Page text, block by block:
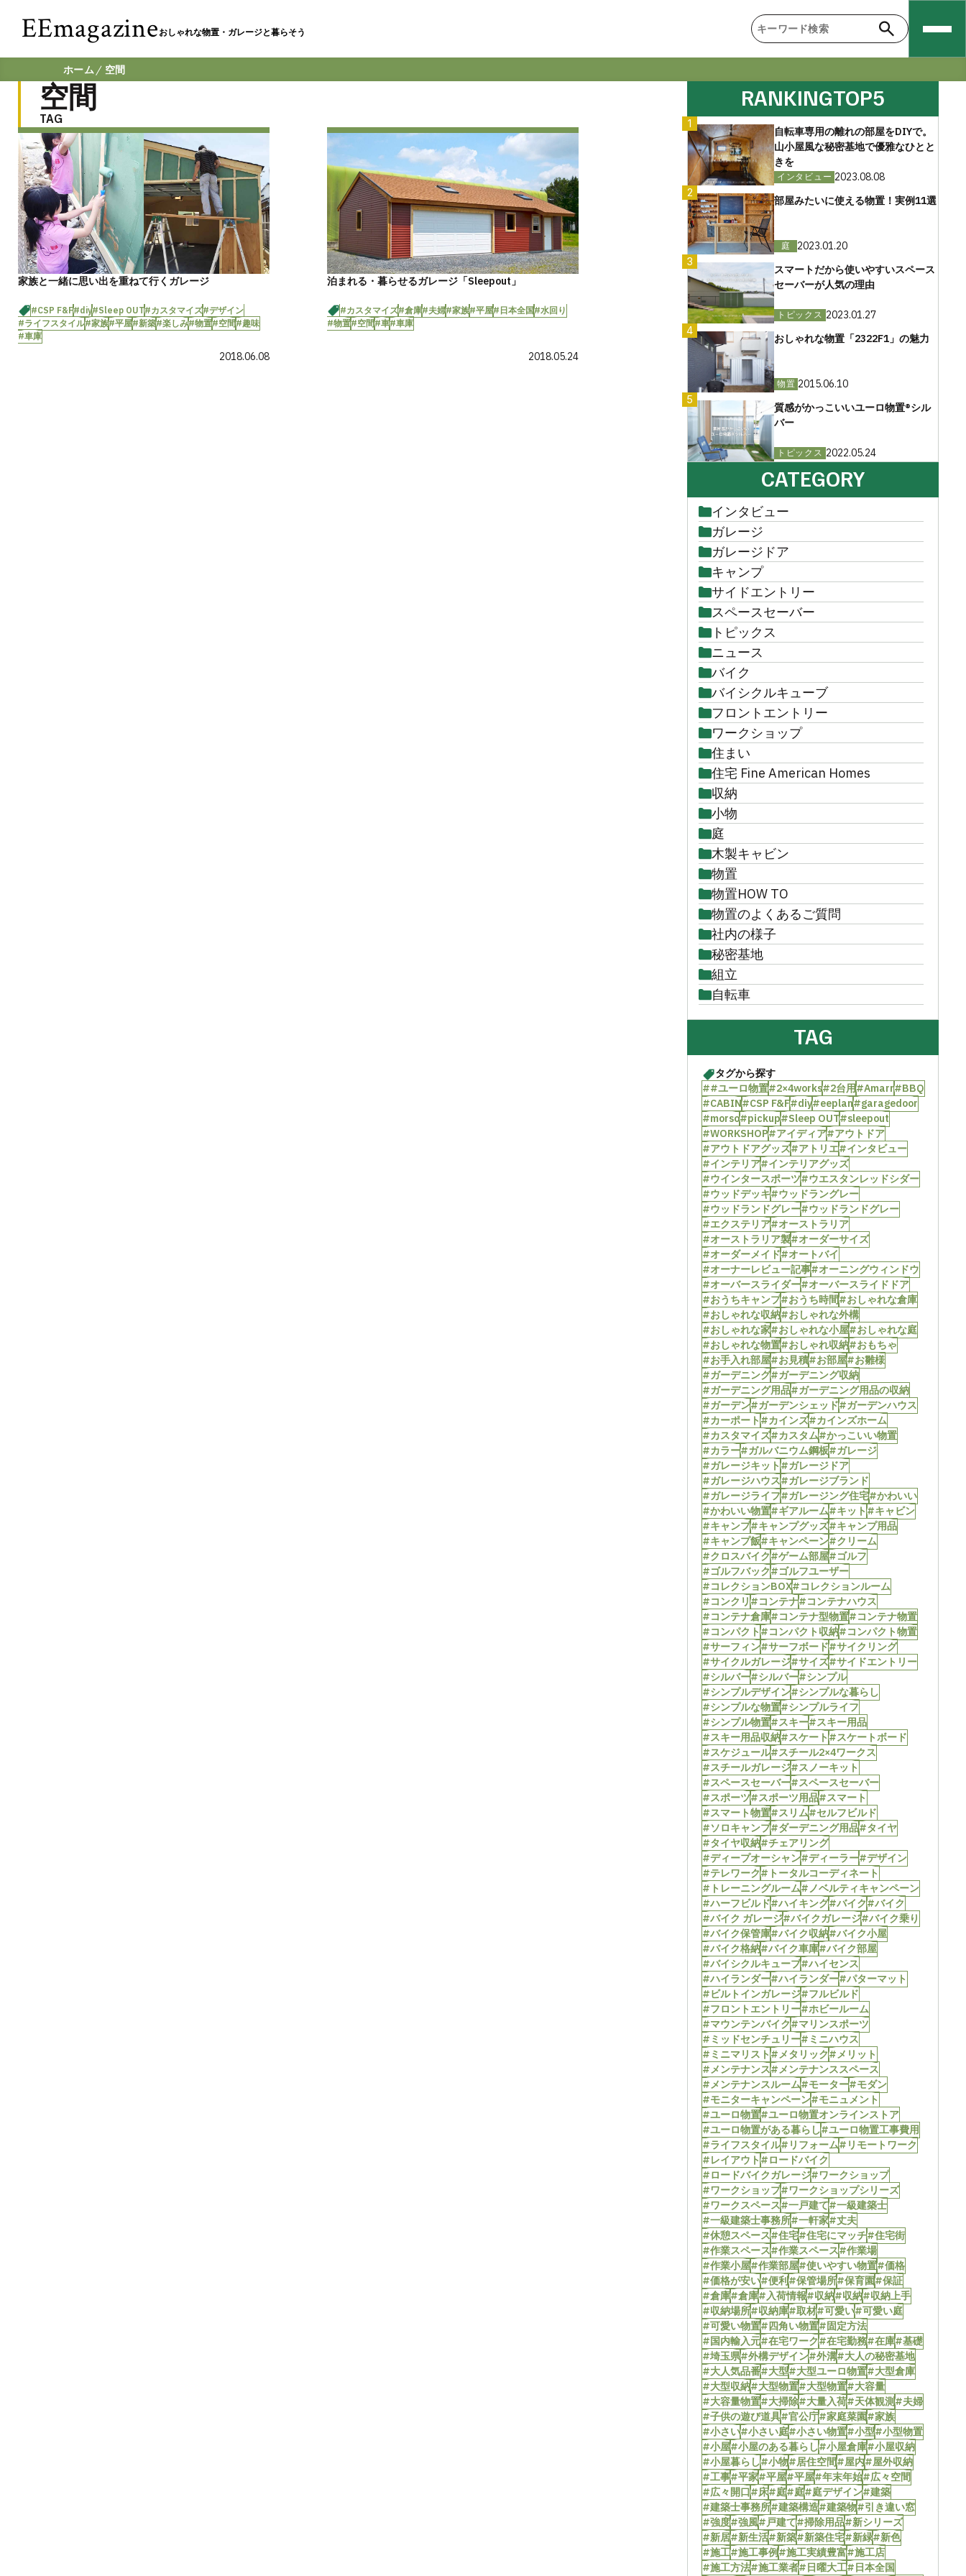
EEmagazine おしゃれな物置・ガレージと暮らそう
ホーム 空間
空間
TAG
家族と一緒に思い出を重ねて行くガレージ
#CSP F&F#diy#Sleep OUT#カスタマイズ#デザイン
#ライフスタイル#家族#平屋#新築#楽しみ#物置#空間#趣味
#車庫
2018.06.08
泊まれる・暮らせるガレージ「Sleepout」
#カスタマイズ#倉庫#夫婦#家族#平屋#日本全国#水回り
#物置#空間#車#車庫
2018.05.24
RANKINGTOP5
1
自転車専用の離れの部屋をDIYで。
山小屋風な秘密基地で優雅なひとと
きを
インタビュー 2023.08.08
2
部屋みたいに使える物置！実例11選
庭
2023.01.20
3
スマートだから使いやすいスペース
セーバーが人気の理由
トピックス 2023.01.27
4
おしゃれな物置「2322F1」の魅力
物置 2015.06.10
5
質感がかっこいいユーロ物置®︎シル
バー
トピックス 2022.05.24
CATEGORY
インタビュー
ガレージ
ガレージドア
キャンプ
サイドエントリー
スペースセーバー
トピックス
ニュース
バイク
バイシクルキューブ
フロントエントリー
ワークショップ
住まい
住宅 Fine American Homes
収納
小物
庭
木製キャビン
物置
物置HOW TO
物置のよくあるご質問
社内の様子
秘密基地
組立
自転車
TAG
タグから探す
##ユーロ物置#2×4works#2台用#Amarr#BBQ
#CABIN#CSP F&F#diy#eeplan#garagedoor
#morso#pickup#Sleep OUT#sleepout
#WORKSHOP#アイディア#アウトドア
#アウトドアグッズ#アトリエ#インタビュー
#インテリア#インテリアグッズ
#ウインタースポーツ#ウエスタンレッドシダー
#ウッドデッキ#ウッドラングレー
#ウッドランドグレー#ウッドランドグレー
#エクステリア#オーストラリア
#オーストラリア製#オーダーサイズ
#オーダーメイド#オートバイ
#オーナーレビュー記事#オーニングウィンドウ
#オーバースライダー#オーバースライドドア
#おうちキャンプ#おうち時間#おしゃれな倉庫
#おしゃれな収納#おしゃれな外構
#おしゃれな家#おしゃれな小屋#おしゃれな庭
#おしゃれな物置#おしゃれ収納#おもちゃ
#お手入れ部屋#お見積#お部屋#お雛様
#ガーデニング#ガーデニング収納
#ガーデニング用品#ガーデニング用品の収納
#ガーデン#ガーデンシェッド#ガーデンハウス
#カーポート#カインズ#カインズホーム
#カスタマイズ#カスタム#かっこいい物置
#カラー#ガルバニウム鋼板#ガレージ
#ガレージキット#ガレージドア
#ガレージハウス#ガレージブランド
#ガレージライフ#ガレージング住宅#かわいい
#かわいい物置#ギアルーム#キット#キャビン
#キャンプ#キャンプグッズ#キャンプ用品
#キャンプ飯#キャンペーン#クリーム
#クロスバイク#ゲーム部屋#ゴルフ
#ゴルフバック#ゴルフユーザー
#コレクションBOX#コレクションルーム
#コンクリ#コンテナ#コンテナハウス
#コンテナ倉庫#コンテナ型物置#コンテナ物置
#コンパクト#コンパクト収納#コンパクト物置
#サーフィン#サーフボード#サイクリング
#サイクルガレージ#サイズ#サイドエントリー
#シルバー#シルバー#シンプル
#シンプルデザイン#シンプルな暮らし
#シンプルな物置#シンプルライフ
#シンプル物置#スキー#スキー用品
#スキー用品収納#スケート#スケートボード
#スケジュール#スチール2×4ワークス
#スチールガレージ#スノーキット
#スペースセーバー#スペースセーバー
#スポーツ#スポーツ用品#スマート
#スマート物置#スリム#セルフビルド
#ソロキャンプ#ダーデニング用品#タイヤ
#タイヤ収納#チェアリング
#ディープオーシャン#ディーラー#デザイン
#テレワーク#トータルコーディネート
#トレーニングルーム#ノベルティキャンペーン
#ハーフビルド#ハイキング#バイク#バイク
#バイク ガレージ#バイクガレージ#バイク乗り
#バイク保管庫#バイク収納#バイク小屋
#バイク格納#バイク車庫#バイク部屋
#バイシクルキューブ#ハイセンス
#ハイランダー#ハイランダー#パターマット
#ビルトインガレージ#フルビルド
#フロントエントリー#ホビールーム
#マウンテンバイク#マリンスポーツ
#ミッドセンチュリー#ミニハウス
#ミニマリスト#メタリック#メリット
#メンテナンス#メンテナンススペース
#メンテナンスルーム#モーター#モダン
#モニターキャンペーン#モニュメント
#ユーロ物置#ユーロ物置オンラインストア
#ユーロ物置がある暮らし#ユーロ物置工事費用
#ライフスタイル#リフォーム#リモートワーク
#レイアウト#ロードバイク
#ロードバイクガレージ#ワークショップ
#ワークショップ#ワークショップシリーズ
#ワークスペース#一戸建て#一級建築士
#一級建築士事務所#一軒家#丈夫
#休憩スペース#住宅#住宅にマッチ#住宅街
#作業スペース#作業スペース#作業場
#作業小屋#作業部屋#使いやすい物置#価格
#価格が安い#便利#保管場所#保育園#保証
#倉庫#倉庫#入荷情報#収納#収納#収納上手
#収納場所#収納庫#取材#可愛い#可愛い庭
#可愛い物置#四角い物置#固定方法
#国内輸入元#在宅ワーク#在宅勤務#在庫#基礎
#埼玉県#外構デザイン#外溝#大人の秘密基地
#大人気品番#大型#大型ユーロ物置#大型倉庫
#大型収納#大型物置#大型物置#大容量
#大容量物置#大掃除#大量入荷#天体観測#夫婦
#子供の遊び道具#官公庁#家庭菜園#家族
#小さい#小さい庭#小さい物置#小型#小型物置
#小屋#小屋のある暮らし#小屋倉庫#小屋収納
#小屋暮らし#小物#居住空間#屋内#屋外収納
#工事#平家#平屋#平屋#年末年始#広々空間
#広々開口#床#庭#庭#庭デザイン#建築
#建築士事務所#建築構造#建築物#引き違い窓
#強度#強風#戸建て#掃除用品#新シリーズ
#新居#新生活#新築#新築住宅#新緑#新色
#施工#施工事例#施工実績豊富#施工店
#施工方法#施工業者#日曜大工#日本全国